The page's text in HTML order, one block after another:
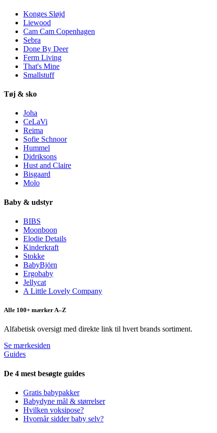
Konges Sløjd
Liewood
Cam Cam Copenhagen
Sebra
Done By Deer
Ferm Living
That's Mine
Smallstuff
Tøj & sko
Joha
CeLaVi
Reima
Sofie Schnoor
Hummel
Didriksons
Hust and Claire
Bisgaard
Molo
Baby & udstyr
BIBS
Moonboon
Elodie Details
Kinderkraft
Stokke
BabyBjörn
Ergobaby
Jellycat
A Little Lovely Company
Alle 100+ mærker A–Z
Alfabetisk oversigt med direkte link til hvert brands sortiment.
Se mærkesiden
Guides
De 4 mest besøgte guides
Gratis babypakker
Babydyne mål & størrelser
Hvilken voksipose?
Hvornår sidder baby selv?